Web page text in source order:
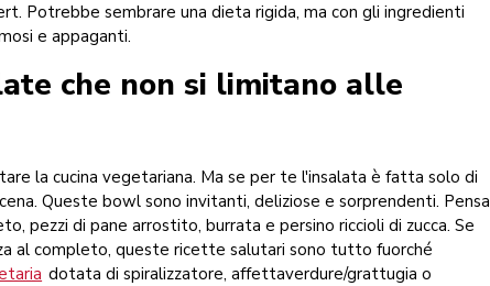
Potrebbe sembrare una dieta rigida, ma con gli ingredienti
e appaganti.
che non si limitano alle
la cucina vegetariana. Ma se per te l'insalata è fatta solo di
Queste bowl sono invitanti, deliziose e sorprendenti. Pensa
pezzi di pane arrostito, burrata e persino riccioli di zucca. Se
al completo, queste ricette salutari sono tutto fuorché
dotata di spiralizzatore, affettaverdure/grattugia o